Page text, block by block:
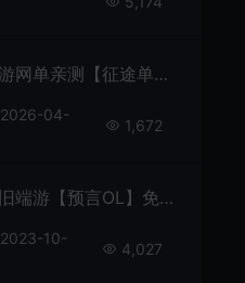
爱游网单亲测【征途单机版】最新整理经典5职业原汁原味初心版绿装 完美修正 带GM工具可修改角色属性 金子等 虚拟机一键端 视频安装教学
2026-04-
1,672
怀旧端游【预言OL】免虚拟机一键启动GM后台修改视频安装教学安装简单2.5D怀旧网游单机版
2023-10-
4,027